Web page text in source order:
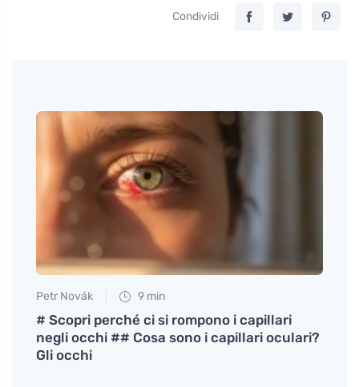
Condividi
Petr Novák 9 min
# Scopri perché ci si rompono i capillari
negli occhi ## Cosa sono i capillari oculari?
Gli occhi